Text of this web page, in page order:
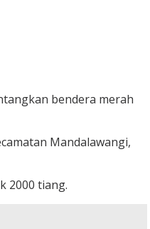
bendera merah
Mandalawangi,
2000 tiang.